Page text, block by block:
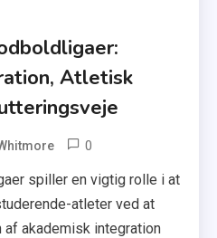
Atletisk
0
spiller en vigtig rolle i at
atleter ved at
akademisk integration